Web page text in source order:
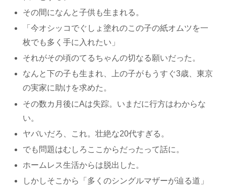
その間になんと子供も生まれる。
「今オシッコでぐしょ塗れのこの子の紙オムツを一
枚でも多く手に入れたい」
それがその頃のてるちゃんの切なる願いだった。
なんと下の子も生まれ、上の子がもうすぐ3歳、東京
の実家に助けを求めた。
その数カ月後にAは失踪。いまだに行方はわからな
い。
ヤバいだろ、これ。壮絶な20代すぎる。
でも問題はむしろここからだったって話に。
ホームレス生活からは脱出した。
しかしそこから「多くのシングルマザーが辿る道」